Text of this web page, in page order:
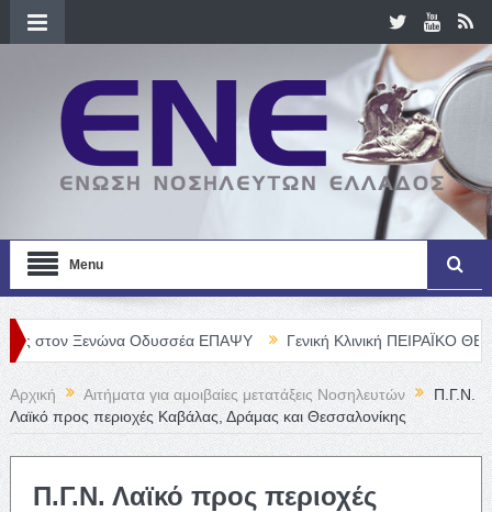
Menu
Ξενώνα Οδυσσέα ΕΠΑΨΥ Γενική Κλινική ΠΕΙΡΑΪΚΟ
Αρχική Αιτήματα για αμοιβαίες μετατάξεις Νοσηλευτών
Π.Γ.Ν.
Λαϊκό προς περιοχές Καβάλας, Δράμας και Θεσσαλονίκης
Π.Γ.Ν. Λαϊκό προς περιοχές